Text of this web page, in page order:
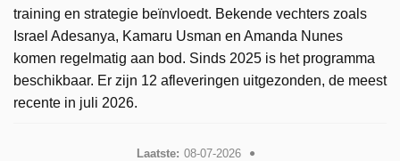
training en strategie beïnvloedt. Bekende vechters zoals
Israel Adesanya, Kamaru Usman en Amanda Nunes
komen regelmatig aan bod. Sinds 2025 is het programma
beschikbaar. Er zijn 12 afleveringen uitgezonden, de meest
recente in juli 2026.
Laatste: 08-07-2026